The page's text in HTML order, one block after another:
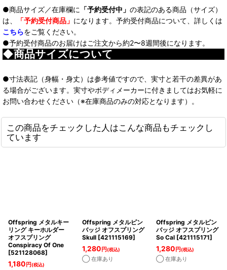
●商品サイズ／在庫欄に 「予約受付中」 の表記のある商品（サイズ）
は、
「予約受付商品」 になります。予約受付商品について、詳しくは
こちらをご覧ください。
●予約受付商品のお届けはご注文から約2〜8週間後になります。
◆商品サイズについて
●寸法表記（身幅・身丈）は参考値ですので、実寸と若干の差異があ
る場合がございます。実寸やボディメーカーに付きましてはお気軽に
お問い合わせください（※在庫商品のみの対応となります）。
この商品をチェックした人はこんな商品もチェックし
ています
Offspring メタルキー
リング キーホルダー
オフスプリング
Conspiracy Of One
[521128068]
1,180 円(税込)
Offspring メタルピン
バッジ オフスプリング
Skull [421115169]
1,280 円(税込)
◯ 在庫あり
Offspring メタルピン
バッジ オフスプリング
So Cal [421115171]
1,280 円(税込)
◯ 在庫あり